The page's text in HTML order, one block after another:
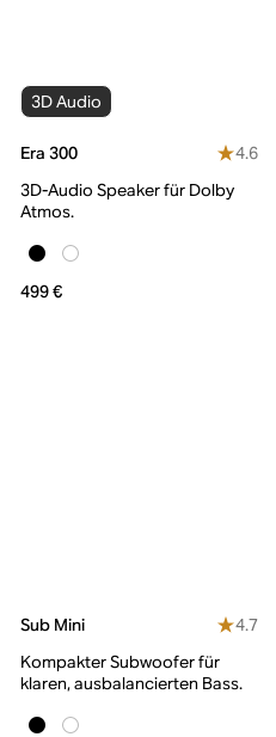
3D Audio
Era 300
4.6
3D-Audio Speaker für Dolby
Atmos.
499 €
Sub Mini
4.7
Kompakter Subwoofer für
klaren, ausbalancierten Bass.